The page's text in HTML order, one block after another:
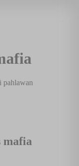
pahlawan
mafia